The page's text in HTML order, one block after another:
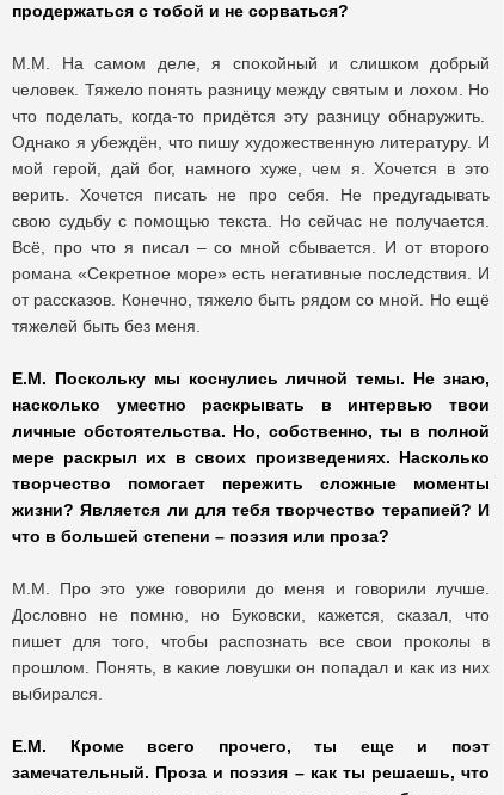
продержаться с тобой и не сорваться?
М.М. На самом деле, я спокойный и слишком добрый
человек. Тяжело понять разницу между святым и лохом. Но
что поделать, когда-то придётся эту разницу обнаружить.
Однако я убеждён, что пишу художественную литературу. И
мой герой, дай бог, намного хуже, чем я. Хочется в это
верить. Хочется писать не про себя. Не предугадывать
свою судьбу с помощью текста. Но сейчас не получается.
Всё, про что я писал – со мной сбывается. И от второго
романа «Секретное море» есть негативные последствия. И
от рассказов. Конечно, тяжело быть рядом со мной. Но ещё
тяжелей быть без меня.
Е.М. Поскольку мы коснулись личной темы. Не знаю,
насколько уместно раскрывать в интервью твои
личные обстоятельства. Но, собственно, ты в полной
мере раскрыл их в своих произведениях. Насколько
творчество помогает пережить сложные моменты
жизни? Является ли для тебя творчество терапией? И
что в большей степени – поэзия или проза?
М.М. Про это уже говорили до меня и говорили лучше.
Дословно не помню, но Буковски, кажется, сказал, что
пишет для того, чтобы распознать все свои проколы в
прошлом. Понять, в какие ловушки он попадал и как из них
выбирался.
Е.М. Кроме всего прочего, ты еще и поэт
замечательный. Проза и поэзия – как ты решаешь, что